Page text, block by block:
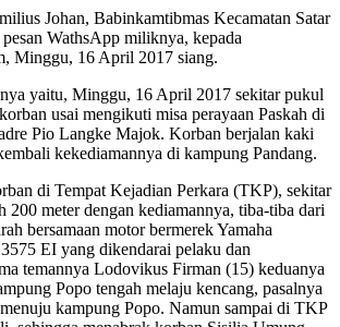
Johan, Babinkamtibmas Kecamatan Satar
WathsApp miliknya, kepada
Minggu, 16 April 2017 siang.
yaitu, Minggu, 16 April 2017 sekitar pukul
usai mengikuti misa perayaan Paskah di
Pio Langke Majok. Korban berjalan kaki
kekediamannya di kampung Pandang.
di Tempat Kejadian Perkara (TKP), sekitar
200 meter dengan kediamannya, tiba-tiba dari
bersamaan motor bermerek Yamaha
EI yang dikendarai pelaku dan
temannya Lodovikus Firman (15) keduanya
Popo tengah melaju kencang, pasalnya
kampung Popo. Namun sampai di TKP